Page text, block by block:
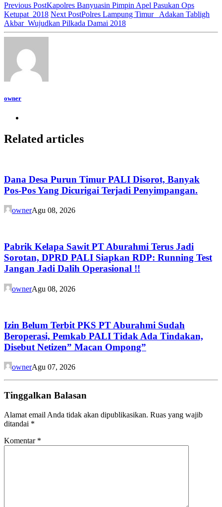
Previous PostKapolres Banyuasin Pimpin Apel Pasukan Ops
Ketupat 2018 Next PostPolres Lampung Timur Adakan Tabligh
Akbar Wujudkan Pilkada Damai 2018
owner
Related articles
Dana Desa Purun Timur PALI Disorot, Banyak
Pos-Pos Yang Dicurigai Terjadi Penyimpangan.
ownerAgu 08, 2026
Pabrik Kelapa Sawit PT Aburahmi Terus Jadi
Sorotan, DPRD PALI Siapkan RDP: Running Test
Jangan Jadi Dalih Operasional !!
ownerAgu 08, 2026
Izin Belum Terbit PKS PT Aburahmi Sudah
Beroperasi, Pemkab PALI Tidak Ada Tindakan,
Disebut Netizen” Macan Ompong”
ownerAgu 07, 2026
Tinggalkan Balasan
Alamat email Anda tidak akan dipublikasikan. Ruas yang wajib
ditandai *
Komentar *